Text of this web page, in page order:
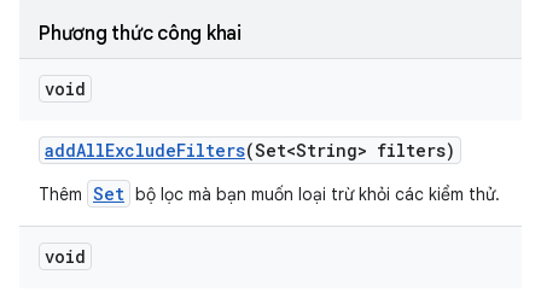
Phương thức công khai
void
addAllExcludeFilters(Set<String> filters)
Thêm Set bộ lọc mà bạn muốn loại trừ khỏi các kiểm thử.
void